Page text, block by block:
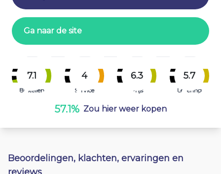
Ga naar de site
7.1
Bestellen
4
Service
6.3
Prijs
5.7
Levering
57.1% Zou hier weer kopen
Beoordelingen, klachten, ervaringen en